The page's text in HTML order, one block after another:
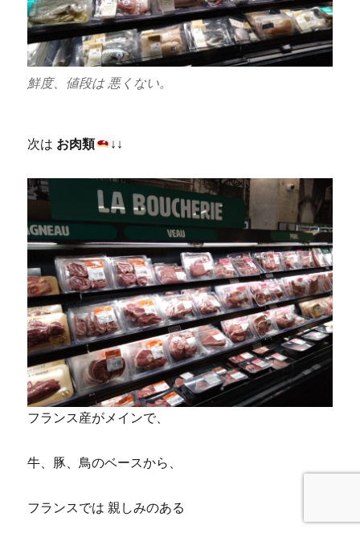
鮮度、値段は 悪くない。
次は お肉類 ↓↓
フランス産がメインで、
牛、豚、鳥のベースから、
フランスでは 親しみのある